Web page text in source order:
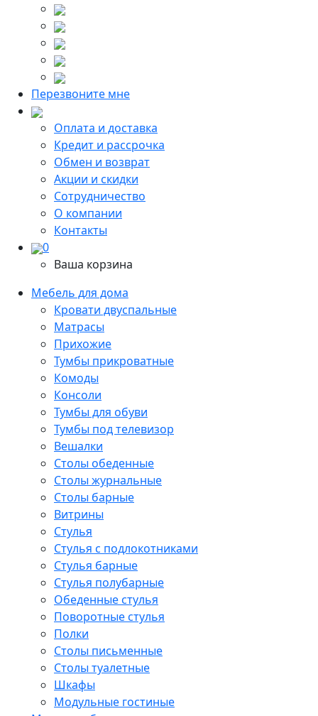
Перезвоните мне
Оплата и доставка
Кредит и рассрочка
Обмен и возврат
Акции и скидки
Сотрудничество
О компании
Контакты
0
Ваша корзина
Мебель для дома
Кровати двуспальные
Матрасы
Прихожие
Тумбы прикроватные
Комоды
Консоли
Тумбы для обуви
Тумбы под телевизор
Вешалки
Столы обеденные
Столы журнальные
Столы барные
Витрины
Стулья
Стулья с подлокотниками
Стулья барные
Стулья полубарные
Обеденные стулья
Поворотные стулья
Полки
Столы письменные
Столы туалетные
Шкафы
Модульные гостиные